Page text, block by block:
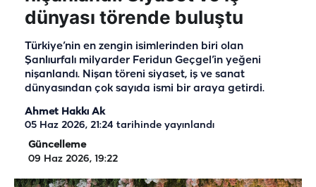
dünyası törende buluştu
Türkiye’nin en zengin isimlerinden biri olan
Şanlıurfalı milyarder Feridun Geçgel’in yeğeni
nişanlandı. Nişan töreni siyaset, iş ve sanat
dünyasından çok sayıda ismi bir araya getirdi.
Ahmet Hakkı Ak
05 Haz 2026, 21:24 tarihinde yayınlandı
Güncelleme
09 Haz 2026, 19:22